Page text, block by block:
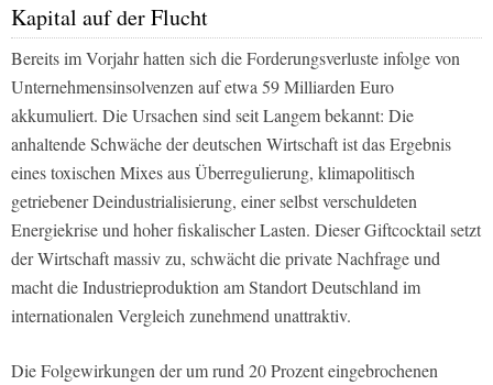
Kapital auf der Flucht
Bereits im Vorjahr hatten sich die Forderungsverluste infolge von
Unternehmensinsolvenzen auf etwa 59 Milliarden Euro
akkumuliert. Die Ursachen sind seit Langem bekannt: Die
anhaltende Schwäche der deutschen Wirtschaft ist das Ergebnis
eines toxischen Mixes aus Überregulierung, klimapolitisch
getriebener Deindustrialisierung, einer selbst verschuldeten
Energiekrise und hoher fiskalischer Lasten. Dieser Giftcocktail setzt
der Wirtschaft massiv zu, schwächt die private Nachfrage und
macht die Industrieproduktion am Standort Deutschland im
internationalen Vergleich zunehmend unattraktiv.
Die Folgewirkungen der um rund 20 Prozent eingebrochenen